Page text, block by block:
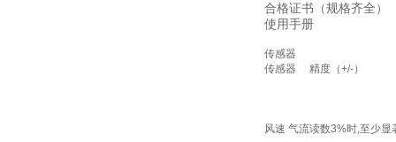
合格证书（规格齐全）
使用手册
传感器
传感器
精度（+/-）
风速 气流读数3%时,至少显